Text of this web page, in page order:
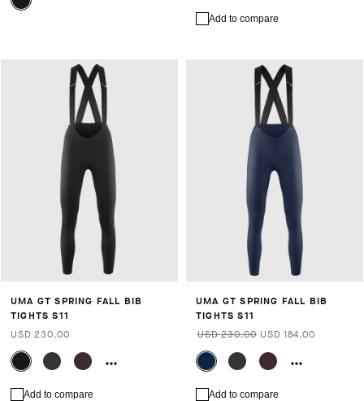
Add to compare
UMA GT SPRING FALL BIB
TIGHTS S11
USD 230.00
Add to compare
UMA GT SPRING FALL BIB
TIGHTS S11
USD 230.00 USD 184.00
Add to compare